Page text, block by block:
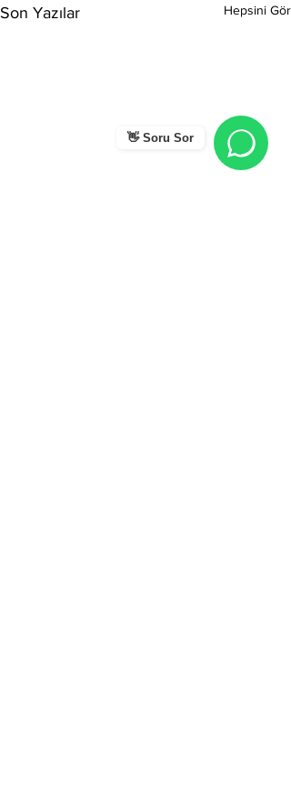
👋 Soru Sor
Son Yazılar Hepsini Gör